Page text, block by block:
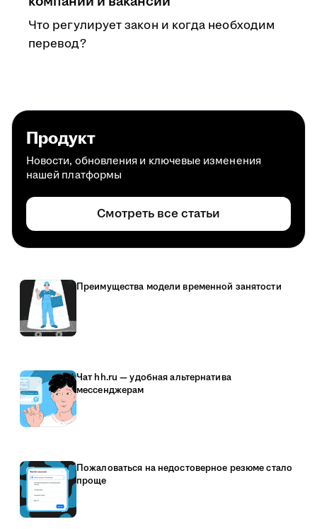
Что регулирует закон и когда необходим
перевод?
Продукт
Новости, обновления и ключевые изменения
нашей платформы
Смотреть все статьи
Преимущества модели временной занятости
Чат hh.ru — удобная альтернатива
мессенджерам
Пожаловаться на недостоверное резюме стало
проще